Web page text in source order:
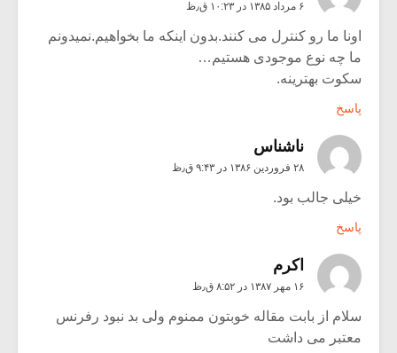
۶ مرداد ۱۳۸۵ در ۱۰:۲۳ ق٫ظ
اونا ما رو کنترل می کنند.بدون اینکه ما بخواهیم.نمیدونم
ما چه نوع موجودی هستیم…
سکوت بهترینه.
پاسخ
ناشناس
۲۸ فروردین ۱۳۸۶ در ۹:۴۳ ق٫ظ
خیلی جالب بود.
پاسخ
اكرم
۱۶ مهر ۱۳۸۷ در ۸:۵۲ ق٫ظ
سلام از بابت مقاله خوبتون ممنوم ولی بد نبود رفرنس
معتبر می داشت